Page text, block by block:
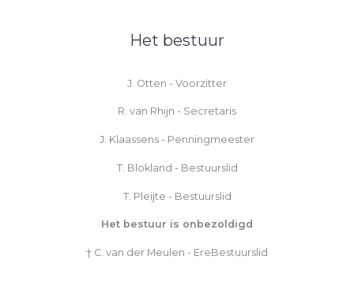
Het bestuur
J. Otten - Voorzitter
R. van Rhijn - Secretaris
J. Klaassens - Penningmeester
T. Blokland - Bestuurslid
T. Pleijte - Bestuurslid
Het bestuur is onbezoldigd
† C. van der Meulen - EreBestuurslid